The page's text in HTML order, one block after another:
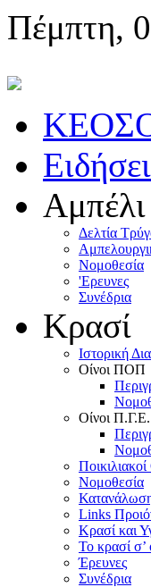
Πέμπτη,
Αμπέλι
Δελτία
Nομοθεσία
'Eρευνες
Συνέδρια
Κρασί
Iστορική
Oίνοι ΠOΠ
Oίνοι Π.Γ.E.
Ποικιλιακοί
Nομοθεσία
Links
Κρασί και
To κρασί
Έρευνες
Συνέδρια